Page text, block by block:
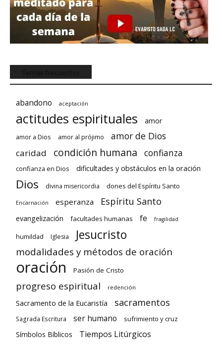
abandono aceptación
actitudes espirituales amor
amor a Dios amor al prójimo amor de Dios
caridad condición humana confianza
confianza en Dios dificultades y obstáculos en la oración
Dios divina misericordia dones del Espíritu Santo
Encarnación esperanza Espíritu Santo
evangelización facultades humanas fe fragilidad
humildad Iglesia Jesucristo
modalidades y métodos de oración
oración Pasión de Cristo
progreso espiritual redención
Sacramento de la Eucaristía sacramentos
Sagrada Escritura ser humano sufrimiento y cruz
Símbolos Bíblicos Tiempos Litúrgicos